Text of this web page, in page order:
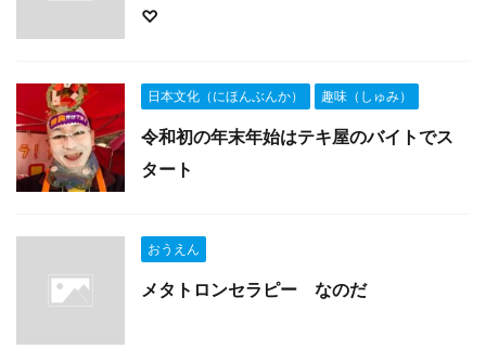
♡
日本文化（にほんぶんか） 趣味（しゅみ）
令和初の年末年始はテキ屋のバイトでス
タート
おうえん
メタトロンセラピー なのだ